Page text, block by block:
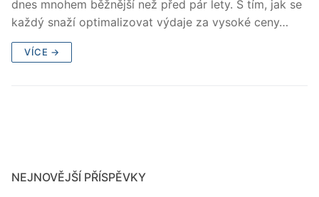
dnes mnohem běžnější než před pár lety. S tím, jak se
každý snaží optimalizovat výdaje za vysoké ceny…
VÍCE →
NEJNOVĚJŠÍ PŘÍSPĚVKY